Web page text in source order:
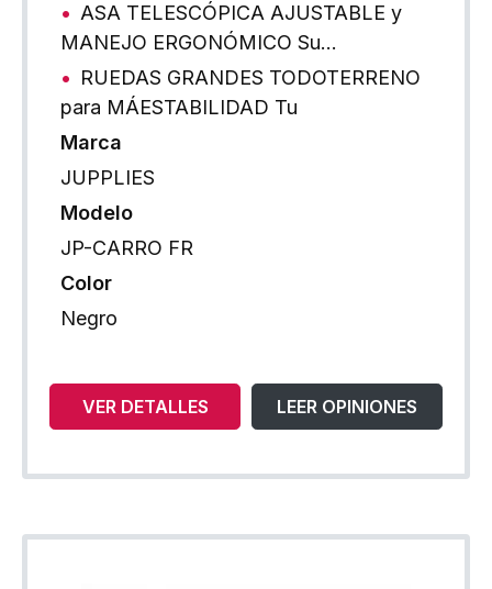
ASA TELESCÓPICA AJUSTABLE y
MANEJO ERGONÓMICO Su…
RUEDAS GRANDES TODOTERRENO
para MÁESTABILIDAD Tu
Marca
JUPPLIES
Modelo
JP-CARRO FR
Color
Negro
VER DETALLES LEER OPINIONES